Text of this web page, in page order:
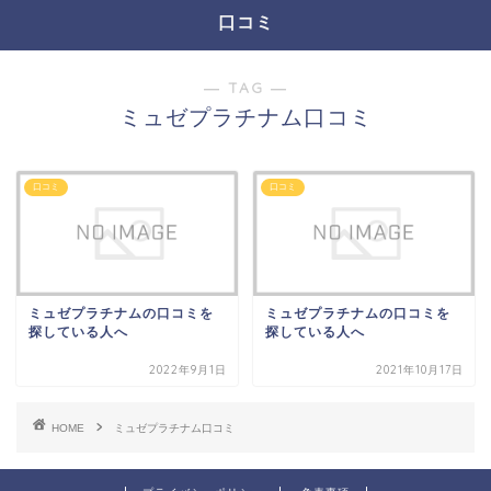
口コミ
― TAG ―
ミュゼプラチナム口コミ
口コミ
ミュゼプラチナムの口コミを
探している人へ
2022年9月1日
口コミ
ミュゼプラチナムの口コミを
探している人へ
2021年10月17日
HOME ミュゼプラチナム口コミ